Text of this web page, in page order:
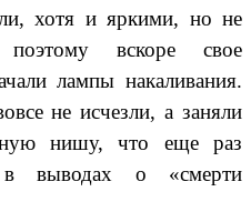
хотя и яркими, но не
вскоре свое
лампы накаливания.
не исчезли, а заняли
нишу, что еще раз
в выводах о «смерти